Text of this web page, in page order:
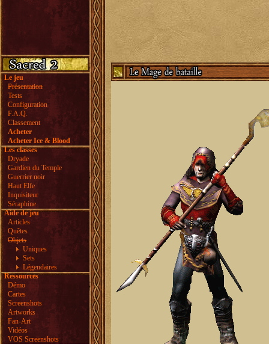
Le jeu
Présentation
Tests
Configuration
F.A.Q.
Classement
Acheter
Acheter Ice & Blood
Les classes
Dryade
Gardien du Temple
Guerrier noir
Haut Elfe
Inquisiteur
Séraphine
Aide de jeu
Articles
Quêtes
Objets
Uniques
Sets
Légendaires
Ressources
Démo
Cartes
Screenshots
Artworks
Fan-Art
Vidéos
VOS Screenshots